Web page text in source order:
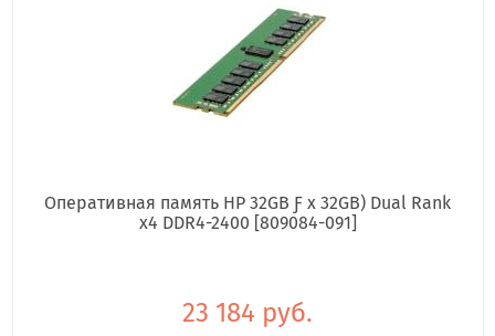
Оперативная память HP 32GB Ƒ x 32GB) Dual Rank
x4 DDR4-2400 [809084-091]
23 184 руб.